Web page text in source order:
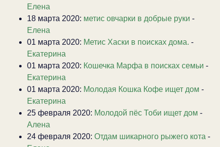
Елена
18 марта 2020: метис овчарки в добрые руки -
Елена
01 марта 2020: Метис Хаски в поисках дома. -
Екатерина
01 марта 2020: Кошечка Марфа в поисках семьи -
Екатерина
01 марта 2020: Молодая Кошка Кофе ищет дом -
Екатерина
25 февраля 2020: Молодой пёс Тоби ищет дом -
Алена
24 февраля 2020: Отдам шикарного рыжего кота -